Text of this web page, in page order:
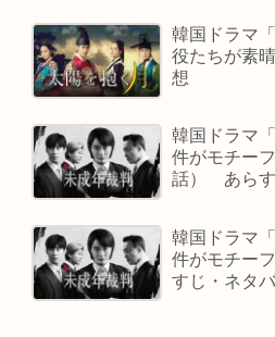
韓国ドラマ
役たちが素
想
韓国ドラマ
件がモチー
話） あらす
韓国ドラマ
件がモチー
すじ・ネタ